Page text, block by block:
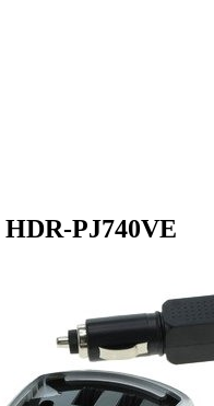
PJ740VE